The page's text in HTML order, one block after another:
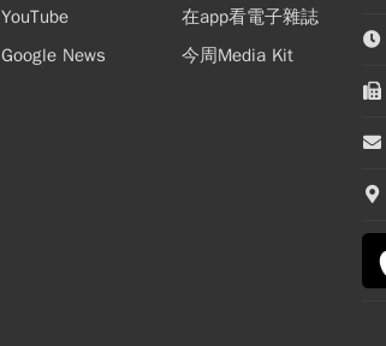
YouTube
Google News
在app看電子雜誌
今周Media Kit